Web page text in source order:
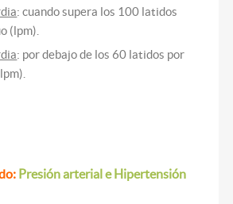
: cuando supera los 100 latidos
(lpm).
: por debajo de los 60 latidos por
Presión arterial e Hipertensión